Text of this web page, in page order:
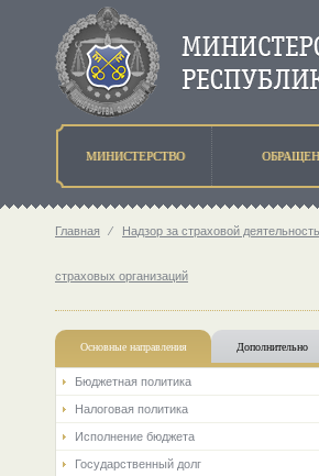
МИНИСТЕРСТВО
Главная ⁄ Надзор за страховой
страховых организаций
Основные направления Дополнительно
Бюджетная политика
Налоговая политика
Исполнение бюджета
Государственный долг